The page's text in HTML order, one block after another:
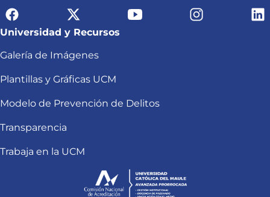
Universidad y Recursos
Galería de Imágenes
Plantillas y Gráficas UCM
Modelo de Prevención de Delitos
Transparencia
Trabaja en la UCM